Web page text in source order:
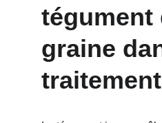
tégument
graine